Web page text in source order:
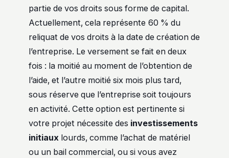
partie de vos droits sous forme de capital.
Actuellement, cela représente 60 % du
reliquat de vos droits à la date de création de
l’entreprise. Le versement se fait en deux
fois : la moitié au moment de l’obtention de
l’aide, et l’autre moitié six mois plus tard,
sous réserve que l’entreprise soit toujours
en activité. Cette option est pertinente si
votre projet nécessite des investissements
initiaux lourds, comme l’achat de matériel
ou un bail commercial, ou si vous avez